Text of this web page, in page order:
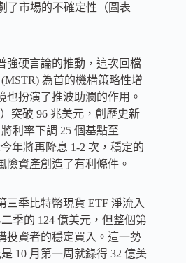
了市場的不確定性（圖表
強硬言論的推動，這次回檔
為首的機構策略性增
也扮演了推波助瀾的作用。
突破 96 兆美元，創歷史新
利率下調 25 個基點至
年將再降息 1-2 次，穩定的
險資產創造了有利條件。
三季比特幣現貨 ETF 淨流入
季的 124 億美元，但整個第
投資者的穩定買入。這一勢
10 月第一周就錄得 32 億美